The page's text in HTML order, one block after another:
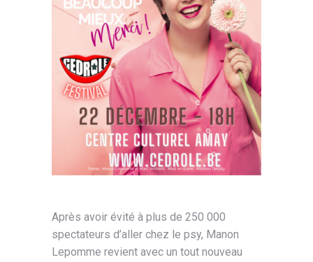
Après avoir évité à plus de 250 000
spectateurs d’aller chez le psy, Manon
Lepomme revient avec un tout nouveau